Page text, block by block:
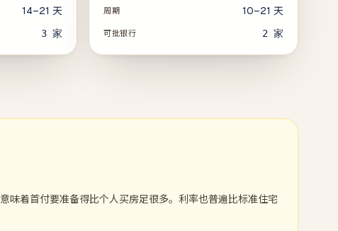
14–21 天
3 家
周期 10–21 天
可批银行 2 家
味着首付要准备得比个人买房足很多。利率也普遍比标准住宅